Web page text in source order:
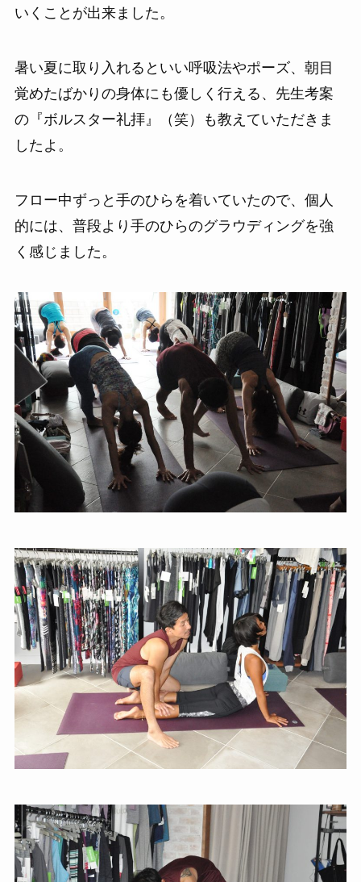
いくことが出来ました。
暑い夏に取り入れるといい呼吸法やポーズ、朝目
覚めたばかりの身体にも優しく行える、先生考案
の『ボルスター礼拝』（笑）も教えていただきま
したよ。
フロー中ずっと手のひらを着いていたので、個人
的には、普段より手のひらのグラウディングを強
く感じました。